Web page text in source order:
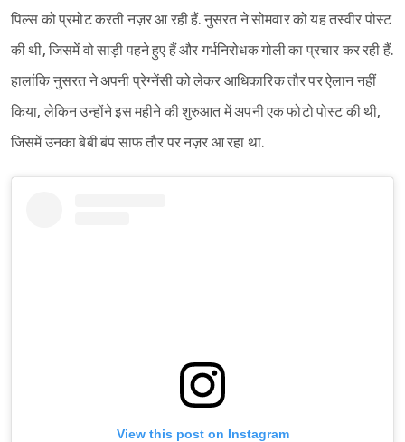
पिल्स को प्रमोट करती नज़र आ रही हैं. नुसरत ने सोमवार को यह तस्वीर पोस्ट
की थी, जिसमें वो साड़ी पहने हुए हैं और गर्भनिरोधक गोली का प्रचार कर रही हैं.
हालांकि नुसरत ने अपनी प्रेग्नेंसी को लेकर आधिकारिक तौर पर ऐलान नहीं
किया, लेकिन उन्होंने इस महीने की शुरुआत में अपनी एक फोटो पोस्ट की थी,
जिसमें उनका बेबी बंप साफ तौर पर नज़र आ रहा था.
View this post on Instagram